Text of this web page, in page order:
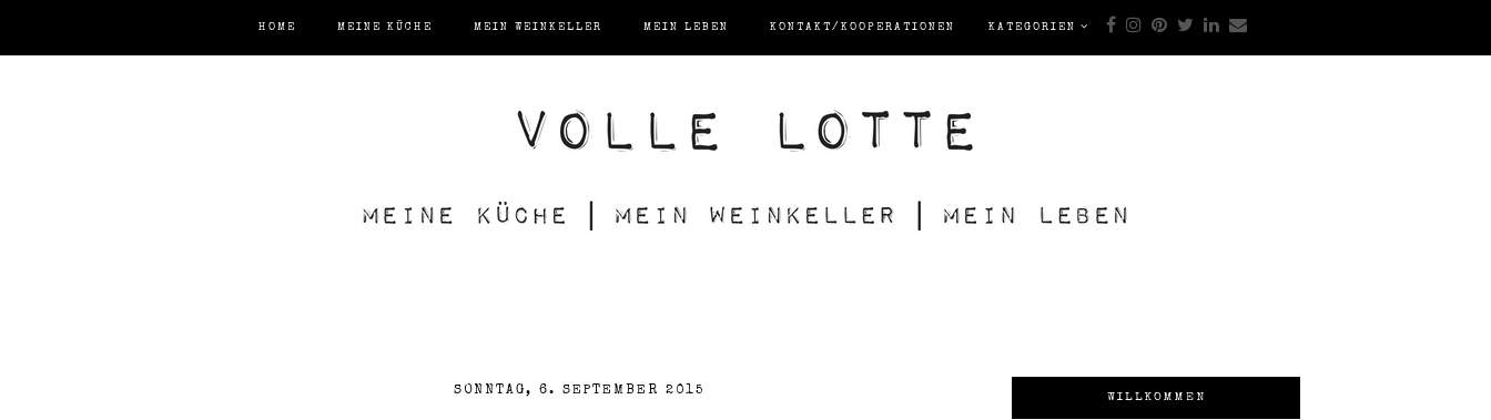
HOME MEINE KÜCHE MEIN WEINKELLER MEIN LEBEN KONTAKT/KOOPERATIONEN KATEGORIEN
SONNTAG, 6. SEPTEMBER 2015 WILLKOMMEN